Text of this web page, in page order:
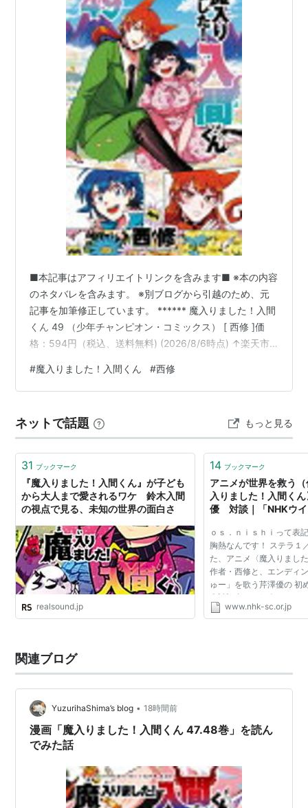
■本記事はアフィリエイトリンクを含みます■ ※本の内容
のネタバレを含みます。 ※別ブログから引越のため、元
記事を加筆修正しています。 ****** 魔入りました！入間
くん 49 （少年チャンピオン・コミックス） [ 西修 ]価
格：594円（税込、送料無料) (2026/8/6時点) ↑楽天市
入間の最新巻です。アメリさんの両親の2ショットが表紙
です。アンリさんは見れば見るほどアメリさんにそっく
くりです😂 さて49巻の中身ですが、アンリさんが人間と
会話ができるようになるため、サリバン理事長に翻…
#魔入りました！入間くん #西修
ネットで話題 もっと見る
31 ブックマーク
『魔入りました！入間くん』が子ども
から大人まで愛されるワケ 鈴木入間
の視点で見る、未知の世界の面白さ
realsound.jp
14 ブックマーク
アニメが世界を救う
入りました！入間く
優 対談｜「NHKウイ
ｏｓ．ｎｉｓｈｉって表
胸熱なんです！ ステラ１
た、アニメ〈魔入りまし
作者・西修と、エンディ
ゅー」を歌う芹澤優の 初
本誌記事では紹介しきれ
「ＷＥＢスペシャルコン
www.nhk-sc.or.jp
関連ブログ
YuzurihaShima’s blog • 18時間前
漫画「魔入りました！入間くん 47.48巻」を読ん
でみた話